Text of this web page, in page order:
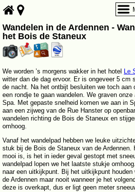
Wandelen in de Ardennen -
het Bois de Staneux
We worden ’s morgens wakker in het hotel Le
witter dan de dag ervoor. Er is ongeveer 5 cm
de nacht. Na het ontbijt besluiten we toch aan
een rondje te gaan wandelen. We graven
Spa. Met gepaste snelheid komen we aan in
aan een zijweg van de Rue Hanster op
wandelen richting de Bois de Staneux en
omhoog.
Vanaf het wandelpad hebben we leuke
stuk bij de Bois de Staneux van de Ardennen.
mooi is, is het in ieder geval gestopt met
wandelpad lopen we het laatste stukje
naar een uitkijkpunt. Bij het uitkijkpunt
de Ardennen maar nooit wanneer je het
deze is overkapt, dus er ligt geen meter